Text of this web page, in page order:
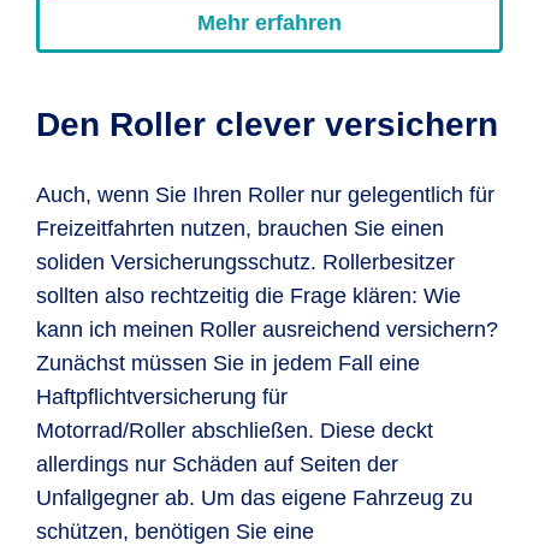
Mehr erfahren
Den Roller clever versichern
Auch, wenn Sie Ihren Roller nur gelegentlich für
Freizeitfahrten nutzen, brauchen Sie einen
soliden Versicherungsschutz. Rollerbesitzer
sollten also rechtzeitig die Frage klären: Wie
kann ich meinen Roller ausreichend versichern?
Zunächst müssen Sie in jedem Fall eine
Haftpflichtversicherung für
Motorrad/Roller abschließen. Diese deckt
allerdings nur Schäden auf Seiten der
Unfallgegner ab. Um das eigene Fahrzeug zu
schützen, benötigen Sie eine